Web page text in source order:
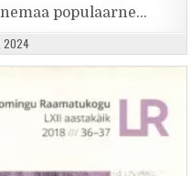
populaarne…
2024